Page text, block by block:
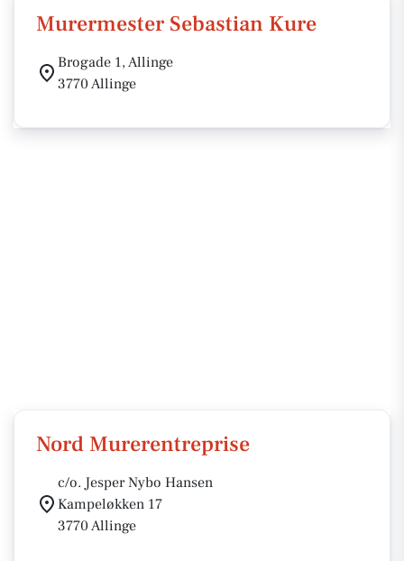
Murermester Sebastian Kure
Brogade 1, Allinge
3770 Allinge
Nord Murerentreprise
c/o. Jesper Nybo Hansen
Kampeløkken 17
3770 Allinge